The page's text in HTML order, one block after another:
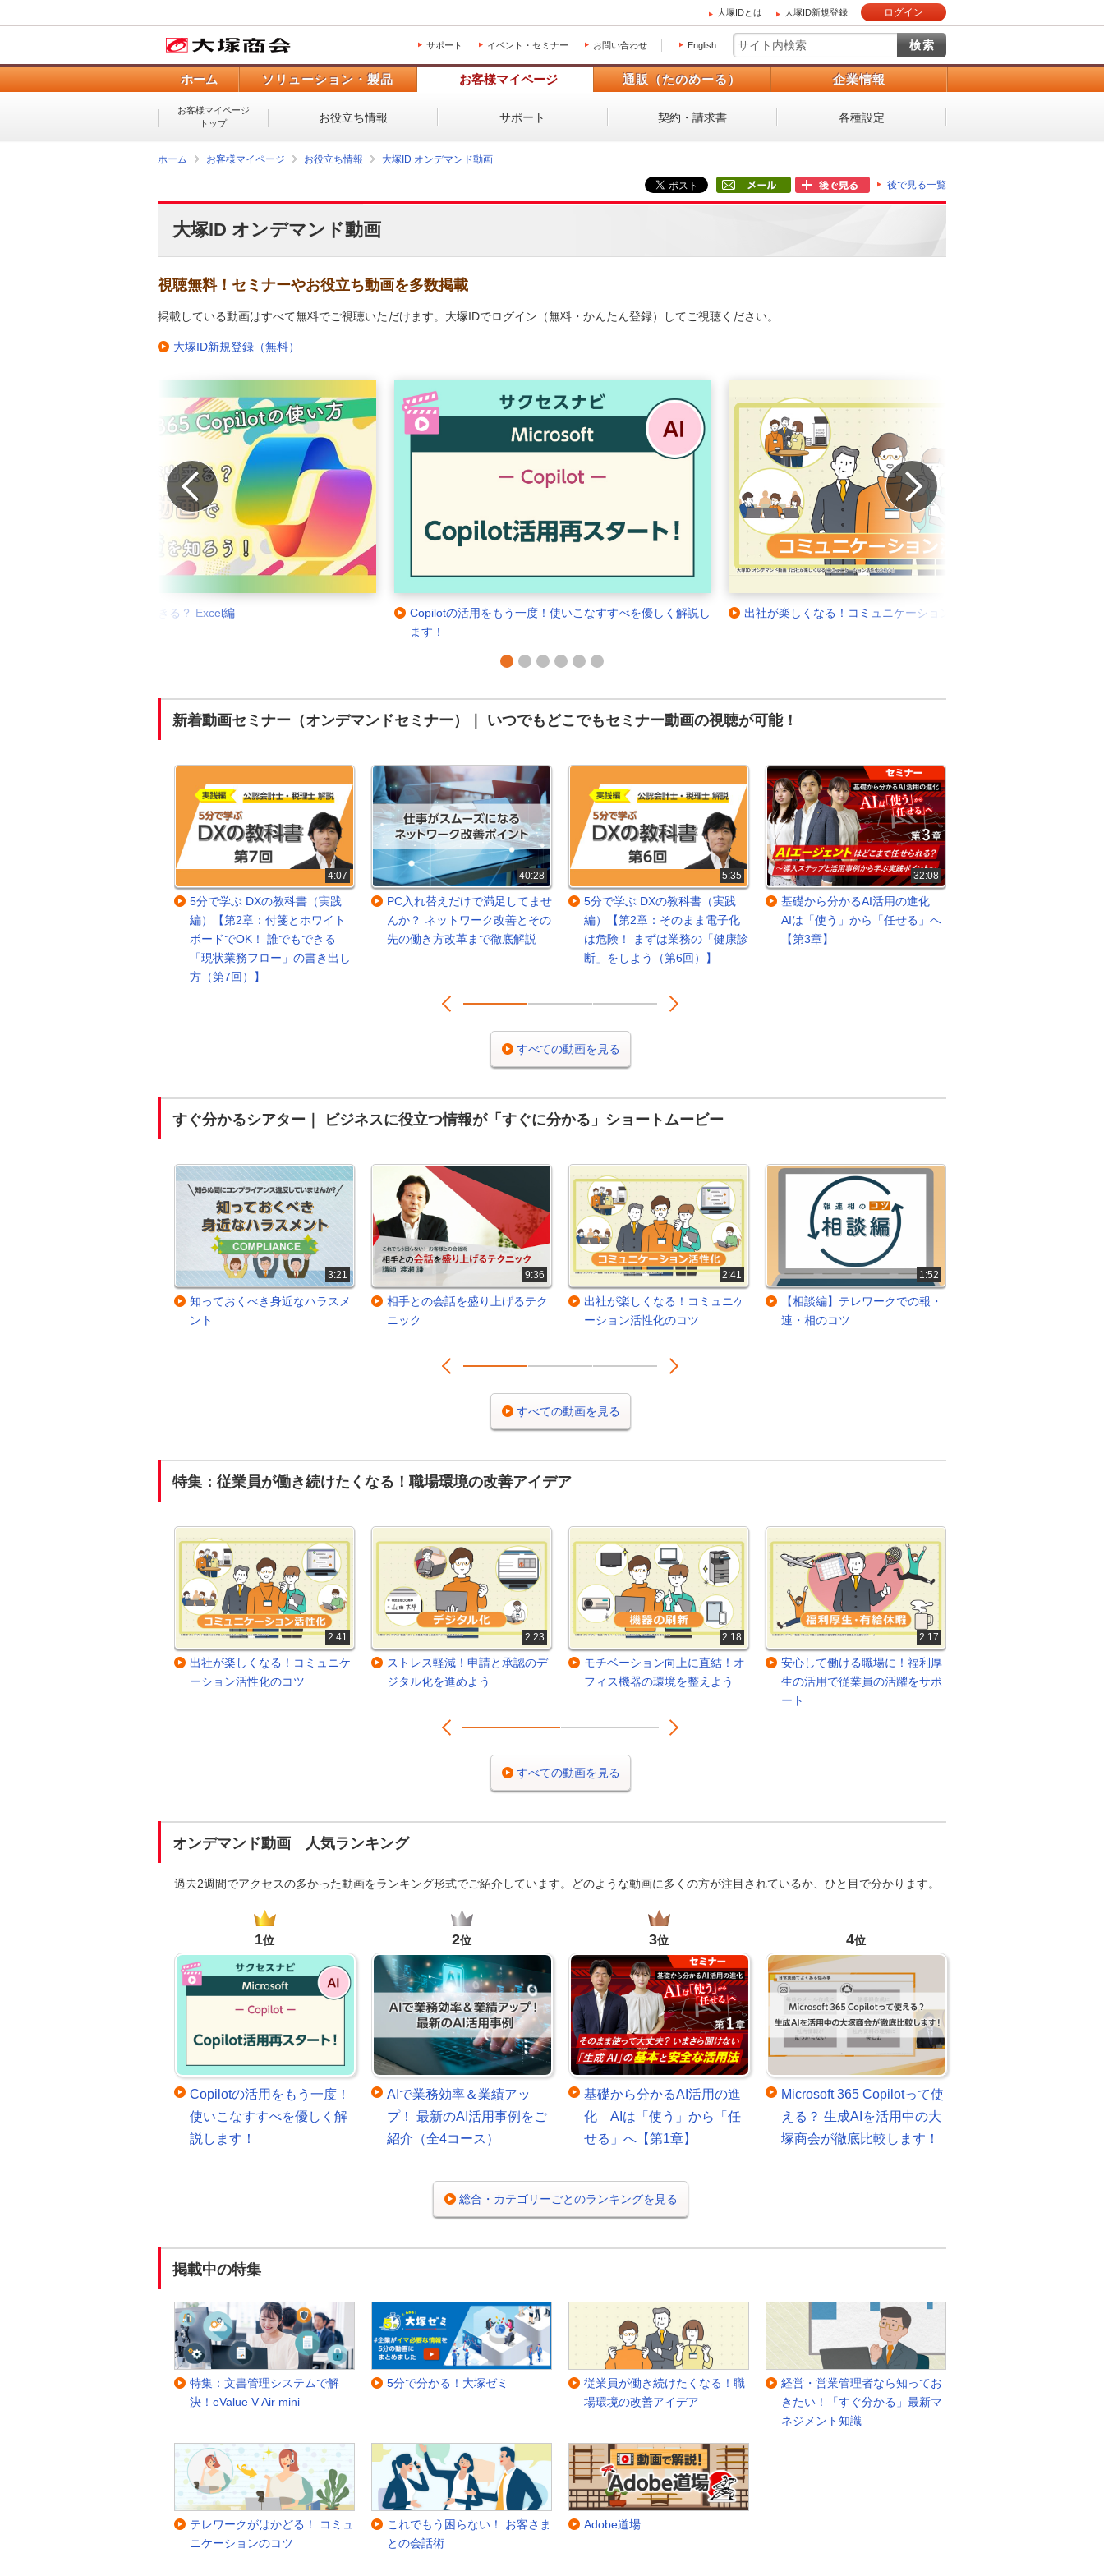
大塚IDとは 大塚ID新規登録 ログイン
サポート イベント・セミナー お問い合わせ English
ホーム ソリューション・製品 お客様マイページ 通販（たのめーる） 企業情報
お客様マイページ
トップ
お役立ち情報 サポート 契約・請求書 各種設定
ホーム お客様マイページ お役立ち情報 大塚ID オンデマンド動画
後で見る一覧
大塚ID オンデマンド動画
視聴無料！セミナーやお役立ち動画を多数掲載
掲載している動画はすべて無料でご視聴いただけます。大塚IDでログイン（無料・かんたん登録）してご視聴ください。
大塚ID新規登録（無料）
Copilotの活用をもう一度！使いこなすすべを優しく解説し
出社が楽しくなる！コミュニケーション活性化のコツ
AIで業務効率＆業績アップ！ 最新のAI活用事例をご紹介
1 2 3 4 5 6
Prev Next
新着動画セミナー（オンデマンドセミナー）｜ いつでもどこでもセミナー動画の視聴が可能！
4:07
5分で学ぶ DXの教科書（実践
編）【第2章：付箋とホワイト
ボードでOK！ 誰でもできる
「現状業務フロー」の書き出し
方（第7回）】
40:28
PC入れ替えだけで満足してませ
んか？ ネットワーク改善とその
先の働き方改革まで徹底解説
5:35
5分で学ぶ DXの教科書（実践
編）【第2章：そのまま電子化
は危険！ まずは業務の「健康診
断」をしよう（第6回）】
32:08
基礎から分かるAI活用の進化
AIは「使う」から「任せる」へ
【第3章】
1 2 3
Prev Next
すべての動画を見る
すぐ分かるシアター｜ ビジネスに役立つ情報が「すぐに分かる」ショートムービー
3:21
知っておくべき身近なハラスメ
ント
9:36
相手との会話を盛り上げるテク
ニック
2:41
出社が楽しくなる！コミュニケ
ーション活性化のコツ
1:52
【相談編】テレワークでの報・
連・相のコツ
1 2 3
Prev Next
すべての動画を見る
特集：従業員が働き続けたくなる！職場環境の改善アイデア
2:41
出社が楽しくなる！コミュニケ
ーション活性化のコツ
2:23
ストレス軽減！申請と承認のデ
ジタル化を進めよう
2:18
モチベーション向上に直結！オ
フィス機器の環境を整えよう
2:17
安心して働ける職場に！福利厚
生の活用で従業員の活躍をサポ
ート
1 2
Prev Next
すべての動画を見る
オンデマンド動画 人気ランキング
過去2週間でアクセスの多かった動画をランキング形式でご紹介しています。どのような動画に多くの方が注目されているか、ひと目で分かります。
1位
Copilotの活用をもう一度！
使いこなすすべを優しく解
説します！
2位
AIで業務効率＆業績アッ
プ！ 最新のAI活用事例をご
紹介（全4コース）
3位
基礎から分かるAI活用の進
化 AIは「使う」から「任
せる」へ【第1章】
4位
Microsoft 365 Copilotって使
える？ 生成AIを活用中の大
塚商会が徹底比較します！
総合・カテゴリーごとのランキングを見る
掲載中の特集
特集：文書管理システムで解
決！eValue V Air mini
5分で分かる！大塚ゼミ
従業員が働き続けたくなる！職
場環境の改善アイデア
経営・営業管理者なら知ってお
きたい！「すぐ分かる」最新マ
ネジメント知識
テレワークがはかどる！ コミュ
ニケーションのコツ
これでもう困らない！ お客さま
との会話術
Adobe道場